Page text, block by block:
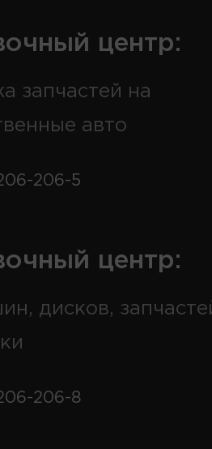
центр:
запчастей на
авто
206-5
центр:
дисков,
206-8